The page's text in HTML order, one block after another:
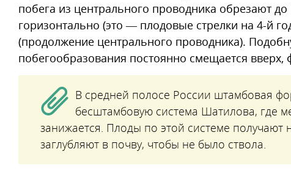
побега из центрального проводника обрезают
горизонтально (это — плодовые стрелки на 4-й
(продолжение центрального проводника).
побегообразования постоянно смещается
В средней полосе России штамбовая
бесштамбовую система Шатилова, где
занижается. Плоды по этой системе получают
заглубляют в почву, чтобы не было ствола.